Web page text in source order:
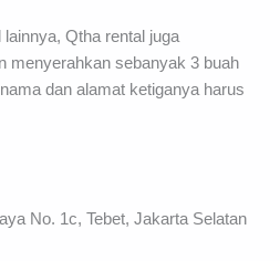
Qtha rental juga
menyerahkan sebanyak 3 buah
dan alamat ketiganya harus
No. 1c, Tebet, Jakarta Selatan